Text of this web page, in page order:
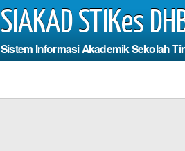
SIAKAD STIKes
Sistem Informasi Akademik Sekolah